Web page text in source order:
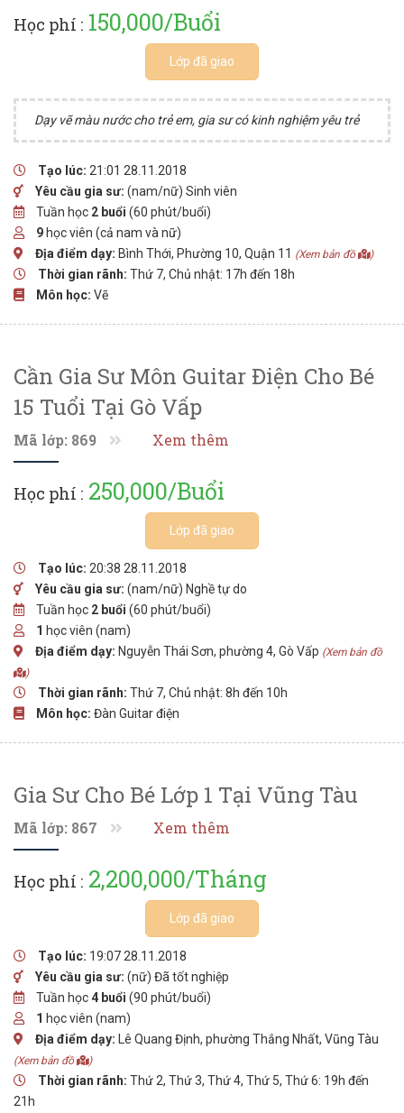
Học phí : 150,000/Buổi
Lớp đã giao
Dạy vẽ màu nước cho trẻ em, gia sư có kinh nghiệm yêu trẻ
Tạo lúc: 21:01 28.11.2018
Yêu cầu gia sư: (nam/nữ) Sinh viên
Tuần học 2 buổi (60 phút/buổi)
9học viên (cả nam và nữ)
Địa điểm dạy: Bình Thới, Phường 10, Quận 11 (Xem bản đồ )
Thời gian rãnh: Thứ 7, Chủ nhật: 17h đến 18h
Môn học: Vẽ
Cần Gia Sư Môn Guitar Điện Cho Bé
15 Tuổi Tại Gò Vấp
Mã lớp: 869 Xem thêm
Học phí : 250,000/Buổi
Lớp đã giao
Tạo lúc: 20:38 28.11.2018
Yêu cầu gia sư: (nam/nữ) Nghề tự do
Tuần học 2 buổi (60 phút/buổi)
1 học viên (nam)
Địa điểm dạy: Nguyễn Thái Sơn, phường 4, Gò Vấp (Xem bản đồ
)
Thời gian rãnh: Thứ 7, Chủ nhật: 8h đến 10h
Môn học: Đàn Guitar điện
Gia Sư Cho Bé Lớp 1 Tại Vũng Tàu
Mã lớp: 867 Xem thêm
Học phí : 2,200,000/Tháng
Lớp đã giao
Tạo lúc: 19:07 28.11.2018
Yêu cầu gia sư: (nữ) Đã tốt nghiệp
Tuần học4 buổi (90 phút/buổi)
1 học viên (nam)
Địa điểm dạy: Lê Quang Định, phường Thắng Nhất, Vũng Tàu
(Xem bản đồ )
Thời gian rãnh: Thứ 2, Thứ 3, Thứ 4, Thứ 5, Thứ 6: 19h đến
21h